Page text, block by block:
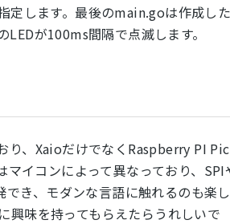
します。最後のmain.goは作成し
が100ms間隔で点滅します。
、XaioだけでなくRaspberry PI
イコンによって異なっており、SPI
き、モダンな言語に触れるのも楽し
興味を持ってもらえたらうれしいで